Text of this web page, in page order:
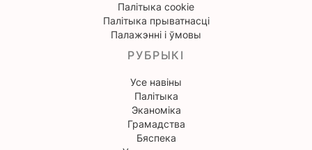
Палітыка cookie
Палітыка прыватнасці
Палажэнні і ўмовы
РУБРЫКІ
Усе навіны
Палітыка
Эканоміка
Грамадства
Бяспека